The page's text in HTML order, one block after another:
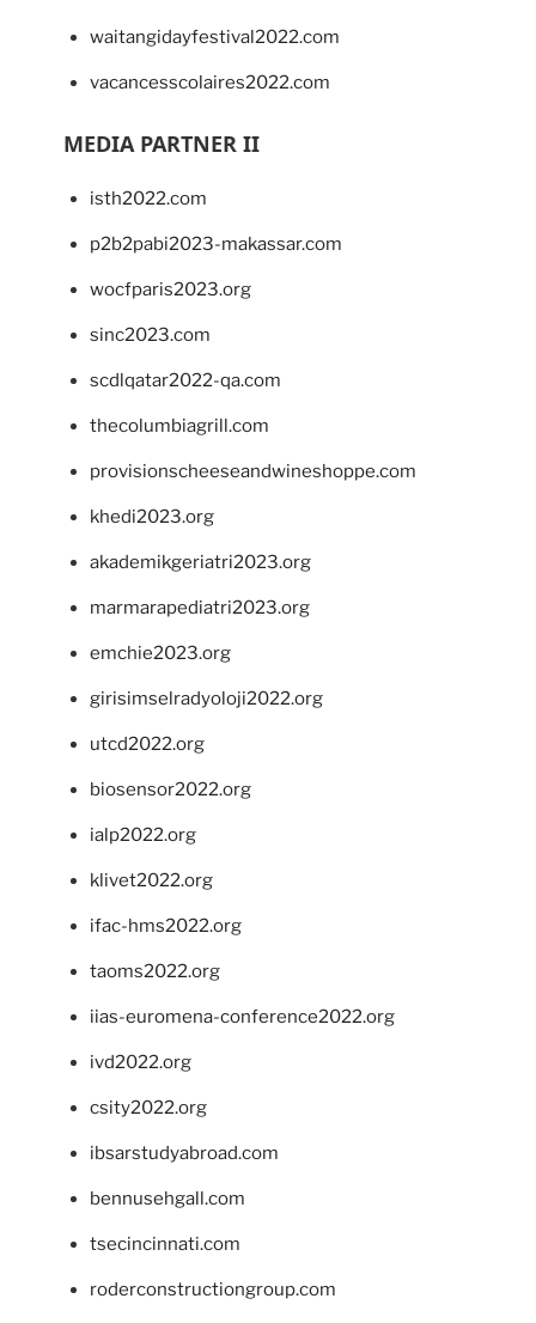
waitangidayfestival2022.com
vacancesscolaires2022.com
MEDIA PARTNER II
isth2022.com
p2b2pabi2023-makassar.com
wocfparis2023.org
sinc2023.com
scdlqatar2022-qa.com
thecolumbiagrill.com
provisionscheeseandwineshoppe.com
khedi2023.org
akademikgeriatri2023.org
marmarapediatri2023.org
emchie2023.org
girisimselradyoloji2022.org
utcd2022.org
biosensor2022.org
ialp2022.org
klivet2022.org
ifac-hms2022.org
taoms2022.org
iias-euromena-conference2022.org
ivd2022.org
csity2022.org
ibsarstudyabroad.com
bennusehgall.com
tsecincinnati.com
roderconstructiongroup.com